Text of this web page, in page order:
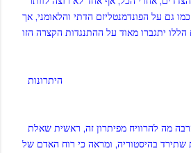
גם על הפונדמנטליזם הדתי והלאומני, אך
היתרונות
בהיסטוריה, ומראה כי רוח האדם של